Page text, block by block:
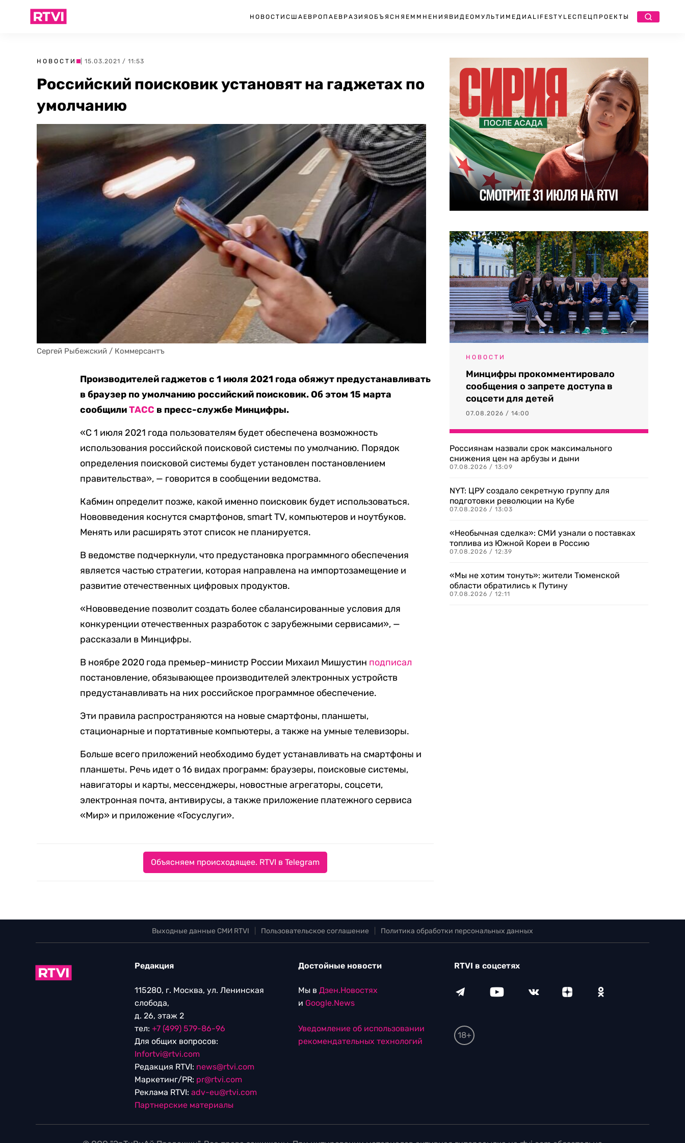
НОВОСТИ США ЕВРОПА ЕВРАЗИЯ ОБЪЯСНЯЕМ МНЕНИЯ ВИДЕО МУЛЬТИМЕДИА LIFESTYLEСПЕЦПРОЕКТЫ
НОВОСТИ | 15.03.2021 / 11:53
Российский поисковик установят на гаджетах по
умолчанию
Сергей Рыбежский / Коммерсантъ
Производителей гаджетов с 1 июля 2021 года обяжут предустанавливать
в браузер по умолчанию российский поисковик. Об этом 15 марта
сообщилиТАСС в пресс-службе Минцифры.
«С 1 июля 2021 года пользователям будет обеспечена возможность
использования российской поисковой системы по умолчанию. Порядок
определения поисковой системы будет установлен постановлением
правительства», — говорится в сообщении ведомства.
Кабмин определит позже, какой именно поисковик будет использоваться.
Нововведения коснутся смартфонов, smart TV, компьютеров и ноутбуков.
Менять или расширять этот список не планируется.
В ведомстве подчеркнули, что предустановка программного обеспечения
является частью стратегии, которая направлена на импортозамещение и
развитие отечественных цифровых продуктов.
«Нововведение позволит создать более сбалансированные условия для
конкуренции отечественных разработок с зарубежными сервисами», —
рассказали в Минцифры.
В ноябре 2020 года премьер-министр России Михаил Мишустин подписал
постановление, обязывающее производителей электронных устройств
предустанавливать на них российское программное обеспечение.
Эти правила распространяются на новые смартфоны, планшеты,
стационарные и портативные компьютеры, а также на умные телевизоры.
Больше всего приложений необходимо будет устанавливать на смартфоны и
планшеты. Речь идет о 16 видах программ: браузеры, поисковые системы,
навигаторы и карты, мессенджеры, новостные агрегаторы, соцсети,
электронная почта, антивирусы, а также приложение платежного сервиса
«Мир» и приложение «Госуслуги».
Объясняем происходящее. RTVI в Telegram
НОВОСТИ
Минцифры прокомментировало
сообщения о запрете доступа в
соцсети для детей
07.08.2026 / 14:00
Россиянам назвали срок максимального
снижения цен на арбузы и дыни
07.08.2026 / 13:09
NYT: ЦРУ создало секретную группу для
подготовки революции на Кубе
07.08.2026 / 13:03
«Необычная сделка»: СМИ узнали о поставках
топлива из Южной Кореи в Россию
07.08.2026 / 12:39
«Мы не хотим тонуть»: жители Тюменской
области обратились к Путину
07.08.2026 / 12:11
Выходные данные СМИ RTVI Пользовательское соглашение Политика обработки персональных данных
Редакция
115280, г. Москва, ул. Ленинская
слобода,
д. 26, этаж 2
тел: +7 (499) 579-86-96
Для общих вопросов:
Infortvi@rtvi.com
Редакция RTVI: news@rtvi.com
Маркетинг/PR: pr@rtvi.com
Реклама RTVI: adv-eu@rtvi.com
Партнерские материалы
Достойные новости
Мы в Дзен.Новостях
и Google.News
Уведомление об использовании
рекомендательных технологий
RTVI в соцсетях
18+